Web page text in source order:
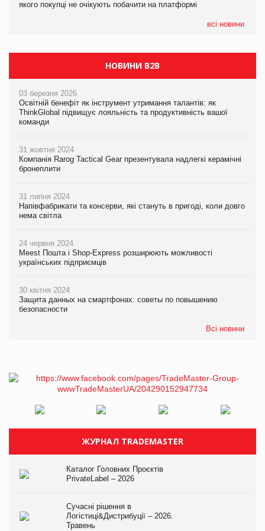
якого покупці не очікують побачити на платформі
всі новини
Мережа супермаркетів VARUS купує мережу магазинів
НОВИНИ B2B
03 березня 2026
Освітній бенефіт як інструмент утримання талантів: як
ThinkGlobal підвищує лояльність та продуктивність вашої
команди
31 жовтня 2024
Компанія Rarog Tactical Gear презентувала надлегкі керамічні
бронеплити
31 липня 2024
Напівфабрикати та консерви, які стануть в пригоді, коли довго
нема світла
24 червня 2024
Meest Пошта і Shop-Express розширюють можливості
українських підприємців
30 квітня 2024
Защита данных на смартфонах: советы по повышению
безопасности
Всі новини
ЖУРНАЛ TRADEMASTER
Каталог Головних Проєктів
PrivateLabel – 2026
Сучасні рішення в
Логістиці&Дистрибуції – 2026.
Травень